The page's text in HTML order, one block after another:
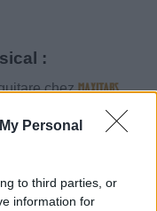
Personal
to third parties, or
information for
:
chez
trouver le CD sur
une partition au